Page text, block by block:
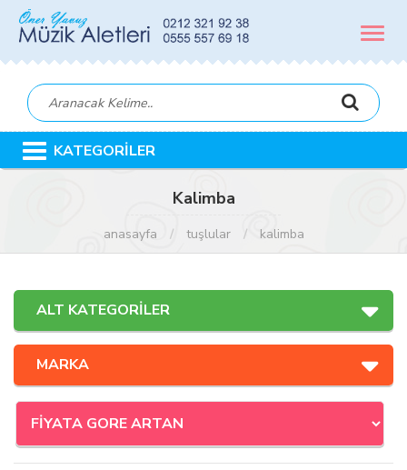
MENÜ
KATEGORİLER
Kalimba
anasayfa tuşlular kalimba
ALT KATEGORİLER
MARKA